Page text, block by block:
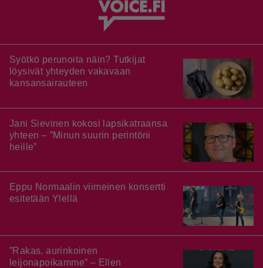
Syötkö perunoita näin? Tutkijat
löysivät yhteyden vakavaan
kansansairauteen
Jani Sievinen kokosi lapsikatraansa
yhteen – ”Minun suurin perintöni
heille”
Eppu Normaalin viimeinen konsertti
esitetään Ylellä
”Rakas, aurinkoinen
leijonapoikamme” – Ellen